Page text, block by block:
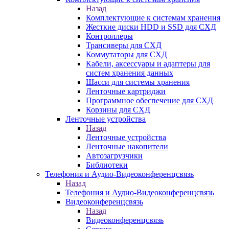
Назад
Комплектующие к системам хранения
Жесткие диски HDD и SSD для СХД
Контроллеры
Трансиверы для СХД
Коммутаторы для СХД
Кабели, аксессуары и адаптеры для
систем хранения данных
Шасси для системы хранения
Ленточные картриджи
Программное обеспечение для СХД
Корзины для СХД
Ленточные устройства
Назад
Ленточные устройства
Ленточные накопители
Автозагрузчики
Библиотеки
Телефония и Аудио-Видеоконференцсвязь
Назад
Телефония и Аудио-Видеоконференцсвязь
Видеоконференцсвязь
Назад
Видеоконференцсвязь